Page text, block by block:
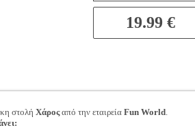
19.99 €
στολή Χάροςαπό την εταιρεία Fun World.